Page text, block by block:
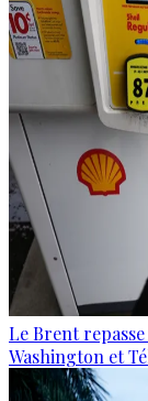
Le Brent
Washington et